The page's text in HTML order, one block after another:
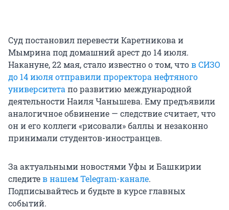
Суд постановил перевести Каретникова и
Мымрина под домашний арест до 14 июля.
Накануне, 22 мая, стало известно о том, чтов СИЗО
до 14 июля отправили проректора нефтяного
университетапо развитию международной
деятельности Наиля Чанышева. Ему предъявили
аналогичное обвинение — следствие считает, что
он и его коллеги «рисовали» баллы и незаконно
принимали студентов-иностранцев.
За актуальными новостями Уфы и Башкирии
следитев нашем Telegram-канале.
Подписывайтесь и будьте в курсе главных
событий.